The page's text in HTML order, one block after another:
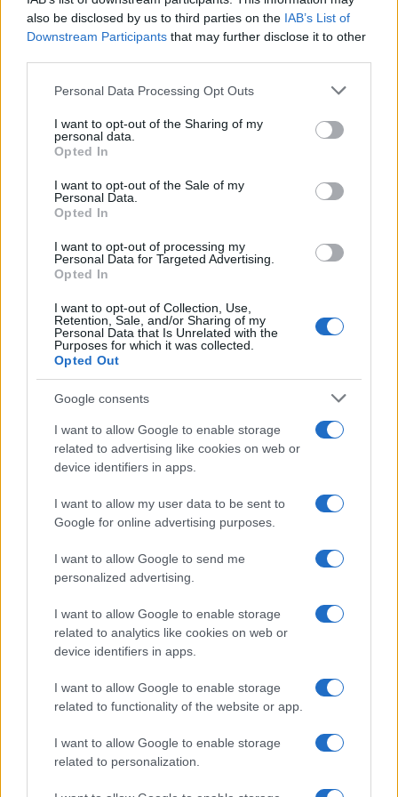
also be disclosed by us to third parties on the IAB’s List of
Downstream Participants that may further disclose it to other
Please note that this website/app uses one or more Google
not limited to your visit or usage behaviour. You may click to
grant or deny consent to Google and its third-party tags to
use your data for below specified purposes in below Google
consent section.
Personal Data Processing Opt Outs
I want to opt-out of the Sharing of my
personal data.
Opted In
I want to opt-out of the Sale of my
Personal Data.
Opted In
I want to opt-out of processing my
Personal Data for Targeted Advertising.
Opted In
I want to opt-out of Collection, Use,
Retention, Sale, and/or Sharing of my
Personal Data that Is Unrelated with the
Purposes for which it was collected.
Opted Out
Google consents
I want to allow Google to enable storage
related to advertising like cookies on web or
device identifiers in apps.
I want to allow my user data to be sent to
Google for online advertising purposes.
I want to allow Google to send me
personalized advertising.
I want to allow Google to enable storage
related to analytics like cookies on web or
device identifiers in apps.
I want to allow Google to enable storage
related to functionality of the website or app.
I want to allow Google to enable storage
related to personalization.
Continua a leggere
FINANZA
SpaceX in ascesa: Unipol e Intesa Sanpaolo tra gli investitori
principali
Francesca Galli · 8 Ago 2026